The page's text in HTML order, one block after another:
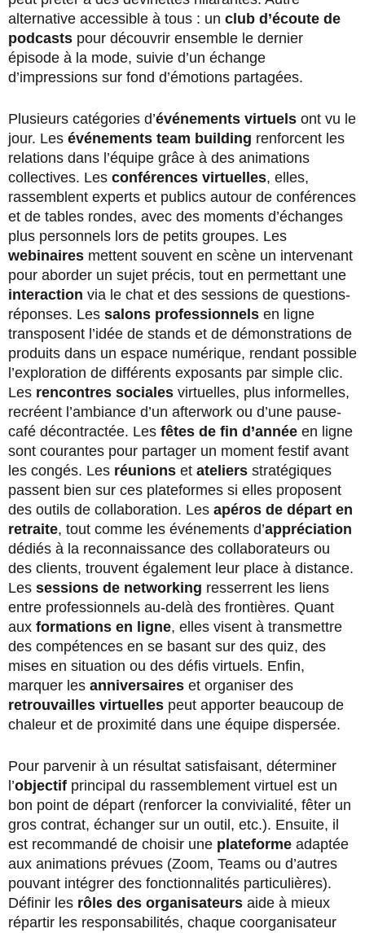
alternative accessible à tous : un club d’écoute de
podcasts pour découvrir ensemble le dernier
épisode à la mode, suivie d’un échange
d’impressions sur fond d’émotions partagées.
Plusieurs catégories d’événements virtuels ont vu le
jour. Les événements team building renforcent les
relations dans l’équipe grâce à des animations
collectives. Les conférences virtuelles, elles,
rassemblent experts et publics autour de conférences
et de tables rondes, avec des moments d’échanges
plus personnels lors de petits groupes. Les
webinaires mettent souvent en scène un intervenant
pour aborder un sujet précis, tout en permettant une
interaction via le chat et des sessions de questions-
réponses. Les salons professionnels en ligne
transposent l’idée de stands et de démonstrations de
produits dans un espace numérique, rendant possible
l’exploration de différents exposants par simple clic.
Les rencontres sociales virtuelles, plus informelles,
recréent l’ambiance d’un afterwork ou d’une pause-
café décontractée. Les fêtes de fin d’année en ligne
sont courantes pour partager un moment festif avant
les congés. Les réunions et ateliers stratégiques
passent bien sur ces plateformes si elles proposent
des outils de collaboration. Les apéros de départ en
retraite, tout comme les événements d’appréciation
dédiés à la reconnaissance des collaborateurs ou
des clients, trouvent également leur place à distance.
Les sessions de networking resserrent les liens
entre professionnels au-delà des frontières. Quant
aux formations en ligne, elles visent à transmettre
des compétences en se basant sur des quiz, des
mises en situation ou des défis virtuels. Enfin,
marquer les anniversaires et organiser des
retrouvailles virtuelles peut apporter beaucoup de
chaleur et de proximité dans une équipe dispersée.
Pour parvenir à un résultat satisfaisant, déterminer
l’objectif principal du rassemblement virtuel est un
bon point de départ (renforcer la convivialité, fêter un
gros contrat, échanger sur un outil, etc.). Ensuite, il
est recommandé de choisir une plateforme adaptée
aux animations prévues (Zoom, Teams ou d’autres
pouvant intégrer des fonctionnalités particulières).
Définir les rôles des organisateurs aide à mieux
répartir les responsabilités, chaque coorganisateur